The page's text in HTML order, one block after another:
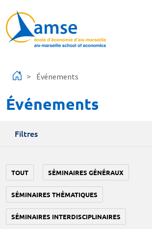
Événements
Événements
Filtres
TOUT SÉMINAIRES GÉNÉRAUX
SÉMINAIRES THÉMATIQUES
SÉMINAIRES INTERDISCIPLINAIRES